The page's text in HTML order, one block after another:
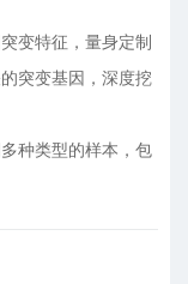
变特征，量身定制
突变基因，深度挖
种类型的样本，包